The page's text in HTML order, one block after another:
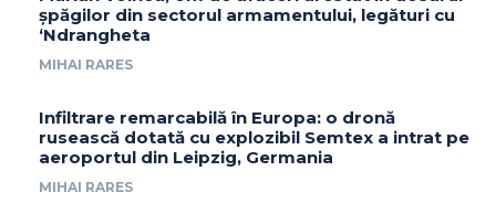
șpăgilor din sectorul armamentului, legături cu
‘Ndrangheta
MIHAI RARES
Infiltrare remarcabilă în Europa: o dronă
rusească dotată cu explozibil Semtex a intrat pe
aeroportul din Leipzig, Germania
MIHAI RARES